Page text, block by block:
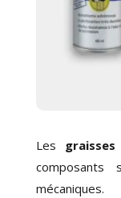
Les graisses
mécaniques.